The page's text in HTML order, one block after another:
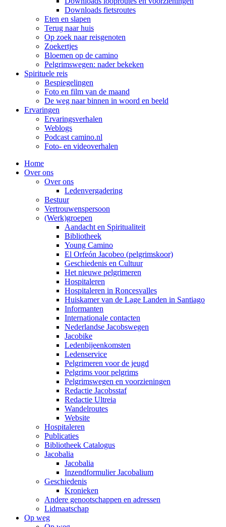
Downloads fietsroutes
Eten en slapen
Terug naar huis
Op zoek naar reisgenoten
Zoekertjes
Bloemen op de camino
Pelgrimswegen: nader bekeken
Spirituele reis
Bespiegelingen
Foto en film van de maand
De weg naar binnen in woord en beeld
Ervaringen
Ervaringsverhalen
Weblogs
Podcast camino.nl
Foto- en videoverhalen
Home
Over ons
Over ons
Ledenvergadering
Bestuur
Vertrouwenspersoon
(Werk)groepen
Aandacht en Spiritualiteit
Bibliotheek
Young Camino
El Orfeón Jacobeo (pelgrimskoor)
Geschiedenis en Cultuur
Het nieuwe pelgrimeren
Hospitaleren
Hospitaleren in Roncesvalles
Huiskamer van de Lage Landen in Santiago
Informanten
Internationale contacten
Nederlandse Jacobswegen
Jacobike
Ledenbijeenkomsten
Ledenservice
Pelgrimeren voor de jeugd
Pelgrims voor pelgrims
Pelgrimswegen en voorzieningen
Redactie Jacobsstaf
Redactie Ultreia
Wandelroutes
Website
Hospitaleren
Publicaties
Bibliotheek Catalogus
Jacobalia
Jacobalia
Inzendformulier Jacobalium
Geschiedenis
Kronieken
Andere genootschappen en adressen
Lidmaatschap
Op weg